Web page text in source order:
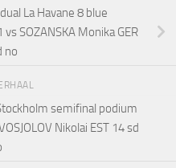
La Havane 8 blue
SOZANSKA Monika GER
no
semifinal podium
Nikolai EST 14 sd